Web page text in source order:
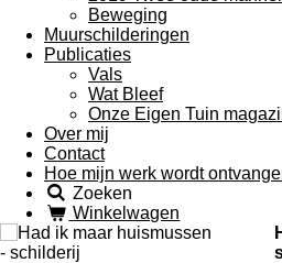
Beweging
Muurschilderingen
Publicaties
Vals
Wat Bleef
Onze Eigen Tuin
Over mij
Contact
Hoe mijn werk wordt
Zoeken
Winkelwagen